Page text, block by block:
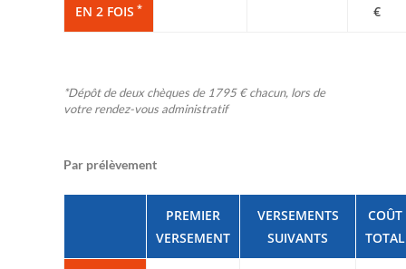
EN 2 FOIS *
€
*Dépôt de deux chèques de 1795 € chacun, lors de
votre rendez-vous administratif
Par prélèvement
PREMIER
VERSEMENT
VERSEMENTS
SUIVANTS
COÛT
TOTAL